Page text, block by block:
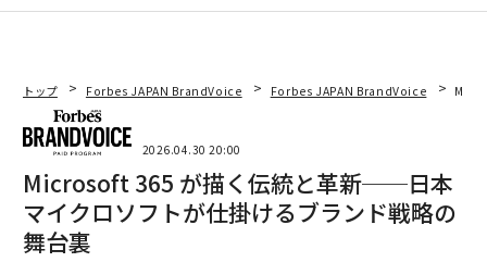
トップ Forbes JAPAN BrandVoice Forbes JAPAN BrandVoice
2026.04.30 20:00
Microsoft 365 が描く伝統と革新──日本
マイクロソフトが仕掛けるブランド戦略の
舞台裏